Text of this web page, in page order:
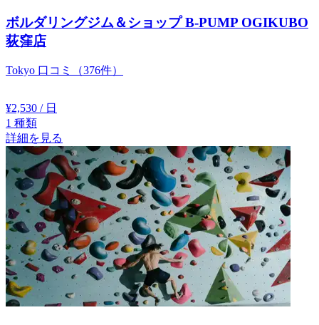
ボルダリングジム＆ショップ B-PUMP OGIKUBO
荻窪店
Tokyo 口コミ（376件）
¥2,530 / 日
1 種類
詳細を見る